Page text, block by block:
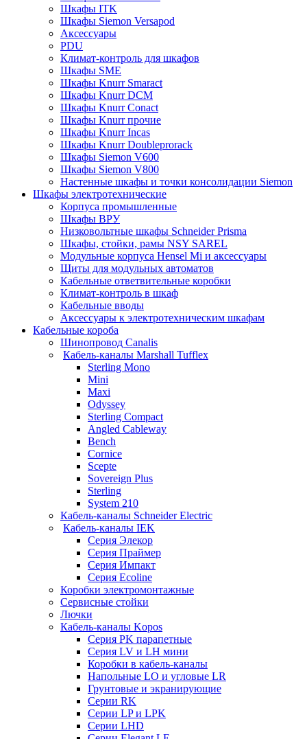
Шкафы ITK
Шкафы Siemon Versapod
Аксессуары
PDU
Климат-контроль для шкафов
Шкафы SME
Шкафы Knurr Smaract
Шкафы Knurr DCM
Шкафы Knurr Conact
Шкафы Knurr прочие
Шкафы Knurr Incas
Шкафы Knurr Doubleprorack
Шкафы Siemon V600
Шкафы Siemon V800
Настенные шкафы и точки консолидации Siemon
Шкафы электротехнические
Корпуса промышленные
Шкафы ВРУ
Низковольтные шкафы Schneider Prisma
Шкафы, стойки, рамы NSY SAREL
Модульные корпуса Hensel Mi и аксессуары
Щиты для модульных автоматов
Кабельные ответвительные коробки
Климат-контроль в шкаф
Кабельные вводы
Аксессуары к электротехническим шкафам
Кабельные короба
Шинопровод Canalis
Кабель-каналы Marshall Tufflex
Sterling Mono
Mini
Maxi
Odyssey
Sterling Compact
Angled Cableway
Bench
Cornice
Scepte
Sovereign Plus
Sterling
System 210
Кабель-каналы Schneider Electric
Кабель-каналы IEK
Серия Элекор
Серия Праймер
Серия Импакт
Серия Ecoline
Коробки электромонтажные
Сервисные стойки
Лючки
Кабель-каналы Kopos
Серия PK парапетные
Серия LV и LH мини
Коробки в кабель-каналы
Напольные LO и угловые LR
Грунтовые и экранирующие
Серии RK
Серии LP и LPK
Серии LHD